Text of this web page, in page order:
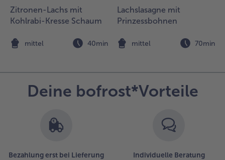
und der
Zitronen-Lachs mit
Kohlrabi-Kresse Schaum
mittel 40min
Lachslasagne mit
Prinzessbohnen
mittel 70min
Deine bofrost*Vorteile
Bezahlung erst bei Lieferung Individuelle Beratung